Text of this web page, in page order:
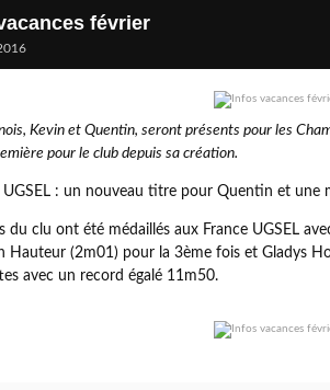
février
Kevin et Quentin, seront présents pour les
pour le club depuis sa création.
UGSEL : un nouveau titre pour Quentin et une
du clu ont été médaillés aux France UGSEL
Hauteur (2m01) pour la 3ème fois et Gladys
avec un record égalé 11m50.